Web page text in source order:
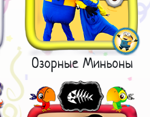
Озорные Миньоны